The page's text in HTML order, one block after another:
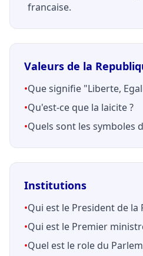
francaise.
Valeurs de la
•Que signifie "Liberte,
•Qu'est-ce que la laicite ?
•Quels sont les symboles
Institutions
•Qui est le President de la
•Qui est le Premier
•Quel est le role du